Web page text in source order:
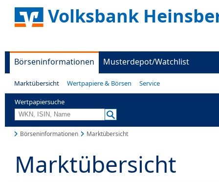
Volksbank
Börseninformationen Musterdepot/Watchlist
Marktübersicht Wertpapiere & Börsen Service
Wertpapiersuche
Börseninformationen Marktübersicht
Marktübersicht